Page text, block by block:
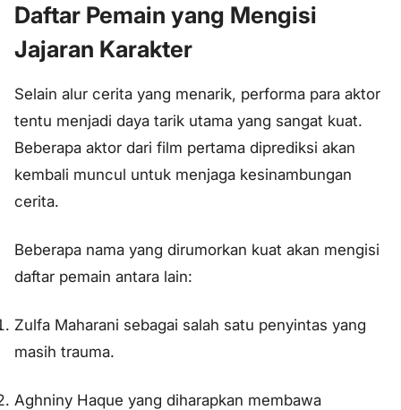
Daftar Pemain yang Mengisi
Jajaran Karakter
Selain alur cerita yang menarik, performa para aktor
tentu menjadi daya tarik utama yang sangat kuat.
Beberapa aktor dari film pertama diprediksi akan
kembali muncul untuk menjaga kesinambungan
cerita.
Beberapa nama yang dirumorkan kuat akan mengisi
daftar pemain antara lain:
Zulfa Maharani sebagai salah satu penyintas yang
masih trauma.
Aghniny Haque yang diharapkan membawa